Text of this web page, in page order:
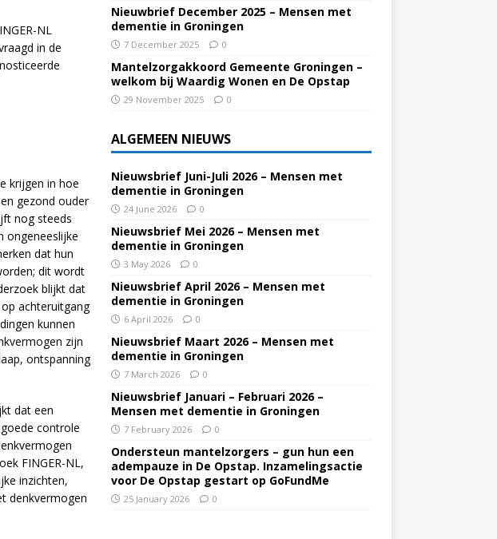
NL
in de
krijgen in hoe
gezond ouder
nog steeds
ongeneeslijke
dat hun
dit wordt
blijkt dat
achteruitgang
kunnen
zijn
ontspanning
dat een
controle
FINGER-NL,
inzichten,
denkvermogen
Nieuwbrief December 2025 – Mensen met
dementie in Groningen
7 December 2025 0
Mantelzorgakkoord Gemeente Groningen –
welkom bij Waardig Wonen en De Opstap
29 November 2025 0
ALGEMEEN NIEUWS
Nieuwsbrief Juni-Juli 2026 – Mensen met
dementie in Groningen
24 June 2026 0
Nieuwsbrief Mei 2026 – Mensen met
dementie in Groningen
3 May 2026 0
Nieuwsbrief April 2026 – Mensen met
dementie in Groningen
6 April 2026 0
Nieuwsbrief Maart 2026 – Mensen met
dementie in Groningen
7 March 2026 0
Nieuwsbrief Januari – Februari 2026 –
Mensen met dementie in Groningen
7 February 2026 0
Ondersteun mantelzorgers – gun hun een
adempauze in De Opstap. Inzamelingsactie
voor De Opstap gestart op GoFundMe
25 January 2026 0